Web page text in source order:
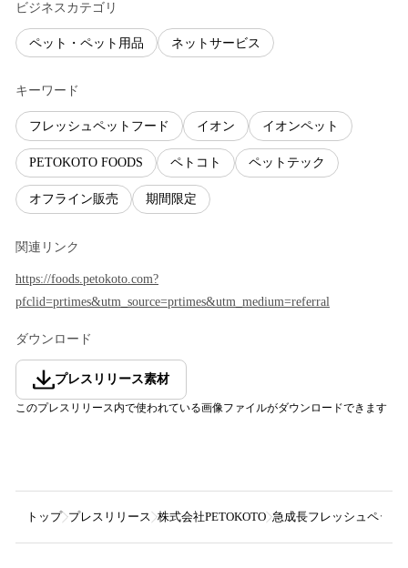
ビジネスカテゴリ
ペット・ペット用品 ネットサービス
キーワード
フレッシュペットフード イオン イオンペット
PETOKOTO FOODS ペトコト ペットテック
オフライン販売 期間限定
関連リンク
https://foods.petokoto.com?
pfclid=prtimes&utm_source=prtimes&utm_medium=referral
ダウンロード
プレスリリース素材
このプレスリリース内で使われている画像ファイルがダウンロードできます
トップ プレスリリース 株式会社PETOKOTO 急成長フレッシュペット